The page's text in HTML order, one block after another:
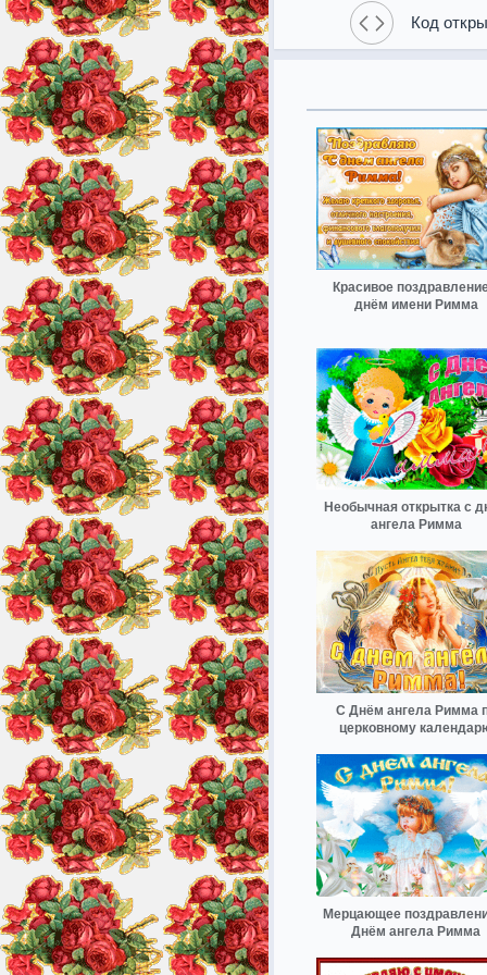
Код
Красивое
днём имени Римма
Необычная открытка с
ангела Римма
С Днём ангела Римма
церковному
Мерцающее
Днём ангела Римма